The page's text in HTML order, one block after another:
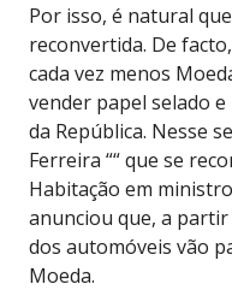
Por isso, é natural
reconvertida. De
cada vez menos
vender papel selado
da República. Nesse
Ferreira ““ que se
Habitação em
anunciou que, a partir
dos automóveis vão
Moeda.